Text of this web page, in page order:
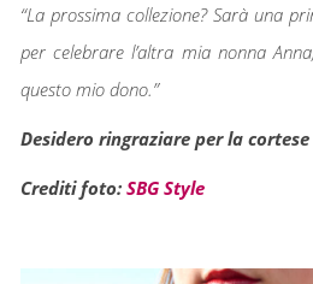
“La prossima collezione? Sarà una
per celebrare l’altra mia nonna
questo mio dono.”
Desidero ringraziare per la
Crediti foto:SBG Style